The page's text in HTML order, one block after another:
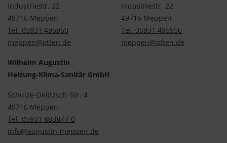
Industriestr. 22
49716 Meppen
Tel. 05931 495950
meppen@otten.de
Industriestr. 22
49716 Meppen
Tel. 05931 495950
meppen@otten.de
Wilhelm Augustin
Heizung-Klima-Sanitär GmbH
Schulze-Delitzsch-Str. 4
49716 Meppen
Tel. 05931 883877-0
info@augustin-meppen.de